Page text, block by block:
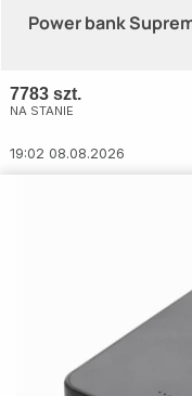
Power bank
7783 szt.
NA STANIE
19:02 08.08.2026